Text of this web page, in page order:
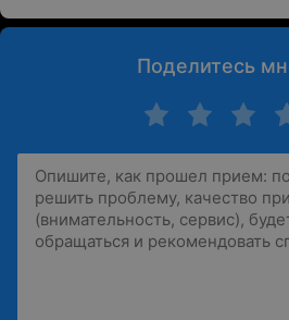
Поделитесь